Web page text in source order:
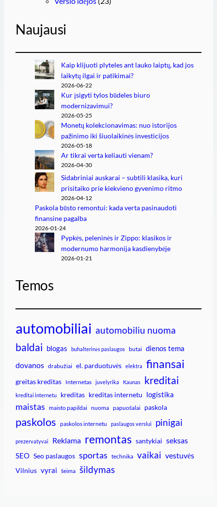
Naujausi
Kaip klijuoti plyteles ant lauko laiptų, kad jos
laikytų ilgai ir patikimai?
2026-06-22
Kur įsigyti tylos būdeles biuro
modernizavimui?
2026-05-25
Monetų kolekcionavimas: nuo istorijos
pažinimo iki šiuolaikinės investicijos
2026-05-18
Ar tikrai verta keliauti vienam?
2026-04-30
Sidabriniai auskarai – subtili klasika, kuri
prisitaiko prie kiekvieno gyvenimo ritmo
2026-04-12
Paskola būsto remontui: kada verta pasinaudoti
finansine pagalba
2026-01-24
Pypkės, peleninės ir Zippo: klasikos ir
modernumo harmonija kasdienybėje
2026-01-21
Temos
automobiliai automobiliu nuoma
baldai blogas buhalterinės paslaugos butai dienos tema
dovanos drabužiai el. parduotuvės elektra finansai
greitas kreditas Internetas juvelyrika Kaunas kreditai
kreditai internetu kreditas kreditas internetu logistika
maistas maisto papildai nuoma papuošalai paskola
paskolos paskolos internetu paslaugos verslui pinigai
prezervatyvai Reklama remontas santykiai seksas
SEO Seo paslaugos sportas technika vaikai vestuvės
Vilnius vyrai šeima šildymas